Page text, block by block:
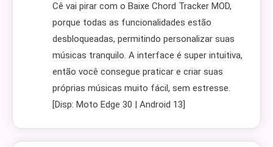
Cê vai pirar com o Baixe Chord Tracker MOD,
porque todas as funcionalidades estão
desbloqueadas, permitindo personalizar suas
músicas tranquilo. A interface é super intuitiva,
então você consegue praticar e criar suas
próprias músicas muito fácil, sem estresse.
[Disp: Moto Edge 30 | Android 13]